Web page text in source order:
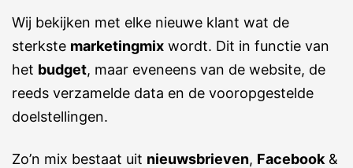
Wij bekijken met elke nieuwe klant wat de
sterkste marketingmix wordt. Dit in functie van
het budget, maar eveneens van de website, de
reeds verzamelde data en de vooropgestelde
doelstellingen.
Zo’n mix bestaat uit nieuwsbrieven, Facebook &